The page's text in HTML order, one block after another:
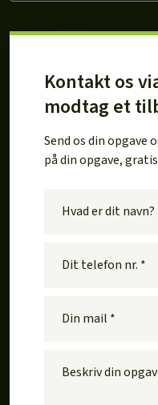
Kontakt os
modtag et
Send os din opgave
på din opgave,